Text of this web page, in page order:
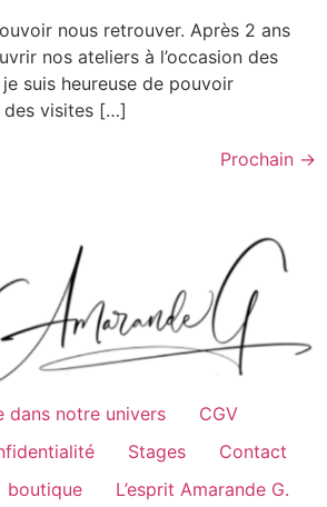
nous retrouver. Après 2 ans
nos ateliers à l’occasion des
suis heureuse de pouvoir
des visites […]
Prochain →
dans notre univers
CGV
Stages
Contact
boutique L’esprit Amarande G.